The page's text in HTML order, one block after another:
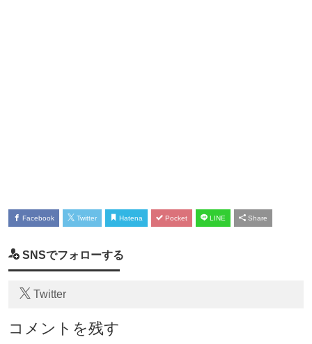
Facebook Twitter Hatena Pocket LINE Share
SNSでフォローする
Twitter
コメントを残す